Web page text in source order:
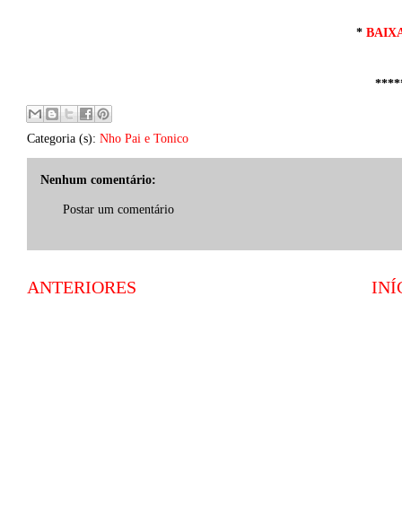
*
Categoria (s): Nho Pai e Tonico
Nenhum comentário:
Postar um comentário
ANTERIORES